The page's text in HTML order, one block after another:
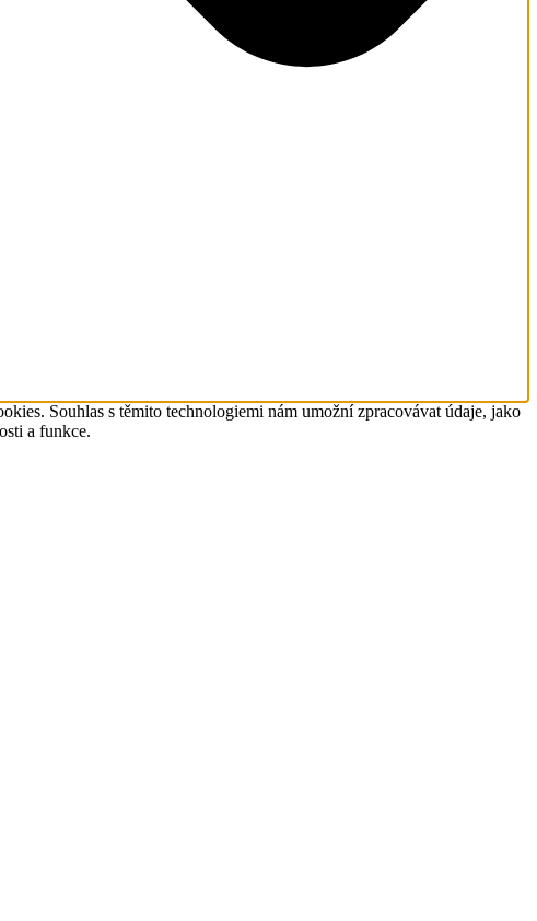
Souhlas s těmito technologiemi nám umožní zpracovávat údaje, jako
a funkce.